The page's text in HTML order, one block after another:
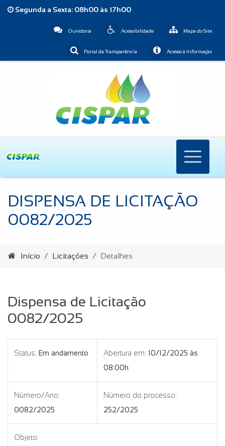
Segunda a Sexta: 08h00 às 17h00
Mapa do Site
Acessibilidade
Ouvidoria
Acesso à Informação
Portal da Transparência
DISPENSA DE LICITAÇÃO
0082/2025
Início Licitações Detalhes
Dispensa de Licitação
0082/2025
Status: Em andamento Abertura em: 10/12/2025 às
08:00h
Número/Ano:
0082/2025
Número do processo:
252/2025
Objeto: